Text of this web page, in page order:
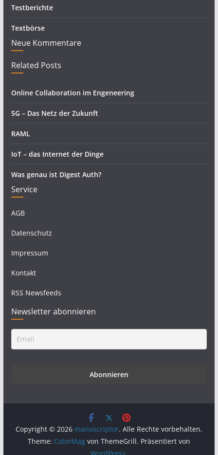
Testberichte
Textbörse
Neue Kommentare
Related Posts
Online Collaboration im Engeneering
5G – Das Netz der Zukunft
RAML
IoT – das Internet der Dinge
Was genau ist Digest Auth?
Service
AGB
Datenschutz
Impressum
Kontakt
RSS Newsfeeds
Newsletter abonnieren
Copyright © 2026 manuscriptor. Alle Rechte vorbehalten.
Theme: ColorMagvon ThemeGrill. Präsentiert von